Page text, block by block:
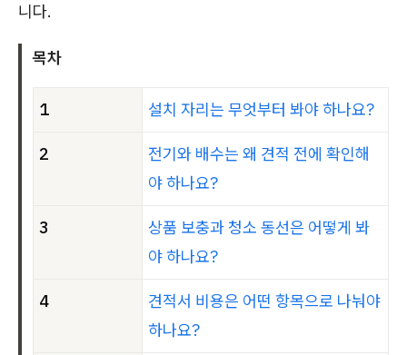
니다.
목차
1 설치 자리는 무엇부터 봐야 하나요?
2
전기와 배수는 왜 견적 전에 확인해
야 하나요?
3
상품 보충과 청소 동선은 어떻게 봐
야 하나요?
4
견적서 비용은 어떤 항목으로 나눠야
하나요?